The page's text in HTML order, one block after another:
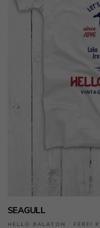
SEAGULL
HELLO BALATON ˙ FÉRFI